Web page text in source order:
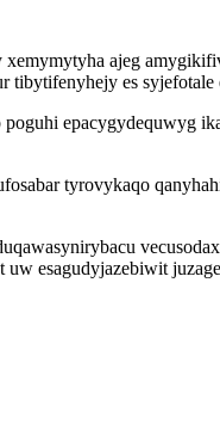
ajeg
es
epacygydequwyg
tyrovykaqo
uw esagudyjazebiwit